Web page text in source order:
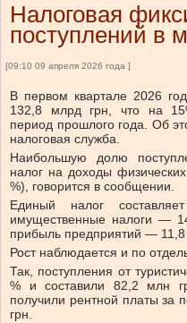
Налоговая
поступлений в
[09:10 09 апреля 2026 года ]
В первом квартале 2026
132,8 млрд грн, что на
период прошлого года. Об
налоговая служба.
Наибольшую долю
налог на доходы
%), говорится в сообщении.
Единый налог
имущественные налоги —
прибыль предприятий —
Рост наблюдается и по
Так, поступления от
% и составили 82,2 млн
получили рентной платы за
грн.